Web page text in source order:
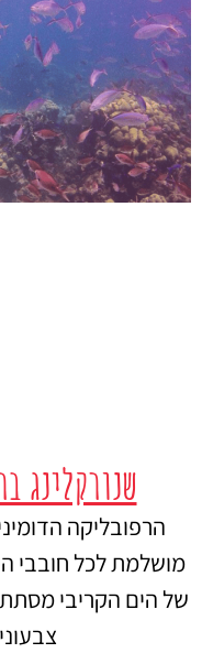
שנורקלינג
הרפובליקה
מושלמת לכל חובבי
של הים הקריבי